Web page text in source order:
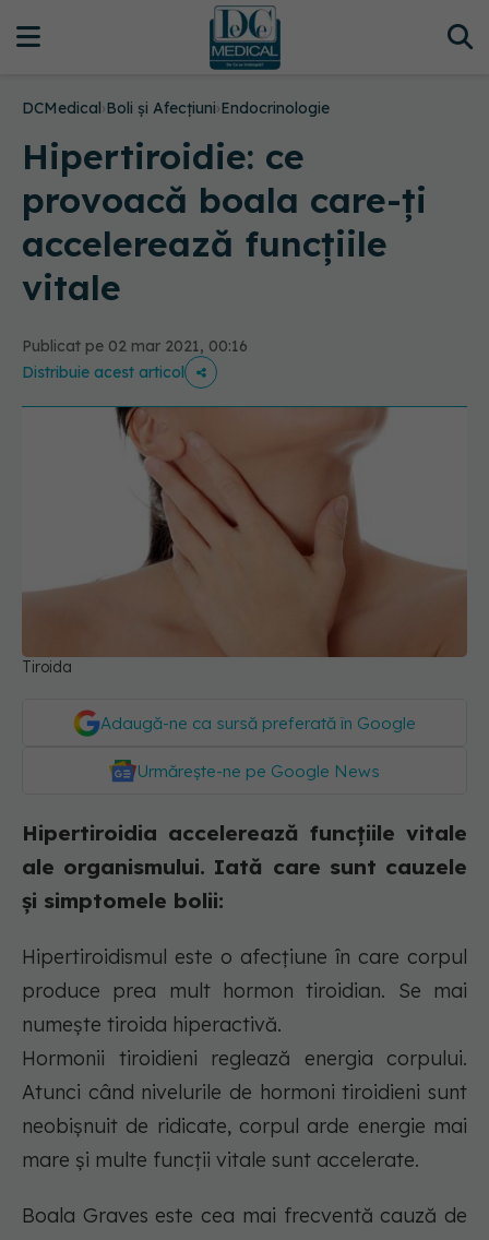
DCMedical›Boli și Afecțiuni›Endocrinologie
Hipertiroidie: ce
provoacă boala care-ți
accelerează funcțiile
vitale
Publicat pe 02 mar 2021, 00:16
Distribuie acest articol
Tiroida
Adaugă-ne ca sursă preferată în Google
Urmărește-ne pe Google News
Hipertiroidia accelerează funcțiile vitale
ale organismului. Iată care sunt cauzele
și simptomele bolii:
Hipertiroidismul este o afecțiune în care corpul
produce prea mult hormon tiroidian. Se mai
numește tiroida hiperactivă.
Hormonii tiroidieni reglează energia corpului.
Atunci când nivelurile de hormoni tiroidieni sunt
neobișnuit de ridicate, corpul arde energie mai
mare și multe funcții vitale sunt accelerate.
Boala Graves este cea mai frecventă cauză de